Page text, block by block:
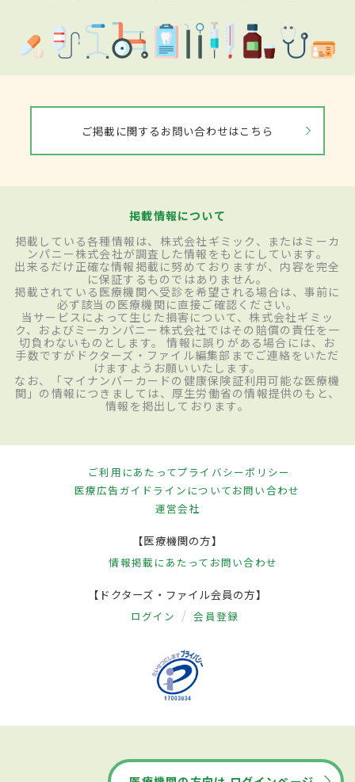
ご掲載に関するお問い合わせはこちら
掲載情報について
掲載している各種情報は、株式会社ギミック、またはミーカ
ンパニー株式会社が調査した情報をもとにしています。
出来るだけ正確な情報掲載に努めておりますが、内容を完全
に保証するものではありません。
掲載されている医療機関へ受診を希望される場合は、事前に
必ず該当の医療機関に直接ご確認ください。
当サービスによって生じた損害について、株式会社ギミッ
ク、およびミーカンパニー株式会社ではその賠償の責任を一
切負わないものとします。 情報に誤りがある場合には、お
手数ですがドクターズ・ファイル編集部までご連絡をいただ
けますようお願いいたします。
なお、「マイナンバーカードの健康保険証利用可能な医療機
関」の情報につきましては、厚生労働省の情報提供のもと、
情報を掲出しております。
ご利用にあたってプライバシーポリシー
医療広告ガイドラインについてお問い合わせ
運営会社
【医療機関の方】
情報掲載にあたって お問い合わせ
【ドクターズ・ファイル会員の方】
ログイン 会員登録